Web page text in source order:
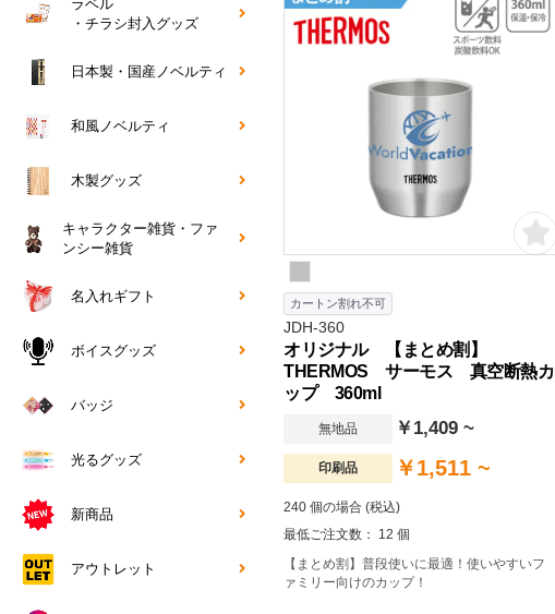
カートン割れ不可
JDH-360
オリジナル 【まとめ割】
THERMOS サーモス 真空断熱カ
ップ 360ml
無地品 ￥1,409 ~
印刷品 ￥1,511 ~
240 個の場合 (税込)
最低ご注文数： 12 個
【まとめ割】普段使いに最適！使いやすいフ
ァミリー向けのカップ！
ラベル
・チラシ封入グッズ
日本製・国産ノベルティ
和風ノベルティ
木製グッズ
キャラクター雑貨・ファ
ンシー雑貨
名入れギフト
ボイスグッズ
バッジ
光るグッズ
新商品
アウトレット